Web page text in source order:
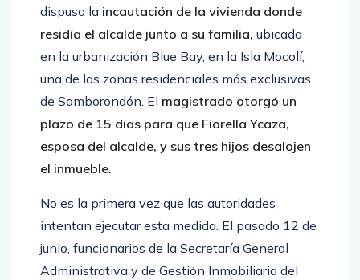
dispuso la incautación de la vivienda donde
residía el alcalde junto a su familia, ubicada
en la urbanización Blue Bay, en la Isla Mocolí,
una de las zonas residenciales más exclusivas
de Samborondón. El magistrado otorgó un
plazo de 15 días para que Fiorella Ycaza,
esposa del alcalde, y sus tres hijos desalojen
el inmueble.
No es la primera vez que las autoridades
intentan ejecutar esta medida. El pasado 12 de
junio, funcionarios de la Secretaría General
Administrativa y de Gestión Inmobiliaria del